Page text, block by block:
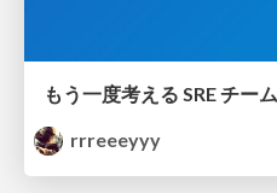
rrreeeyyy